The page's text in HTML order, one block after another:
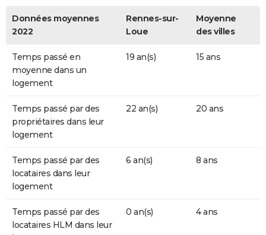
Données moyennes
2022
Rennes-sur-
Loue
Moyenne
des villes
Temps passé en
moyenne dans un
logement
19 an(s) 15 ans
Temps passé par des
propriétaires dans leur
logement
22 an(s) 20 ans
Temps passé par des
locataires dans leur
logement
6 an(s) 8 ans
Temps passé par des
locataires HLM dans leur
0 an(s) 4 ans